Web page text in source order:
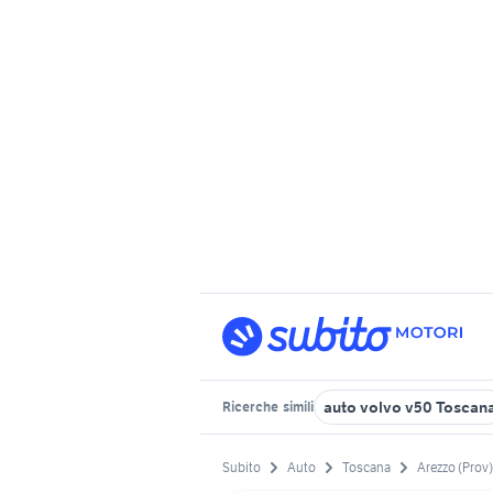
Ricerche simili auto volvo v50
Subito Auto Toscana Arezzo (Prov)